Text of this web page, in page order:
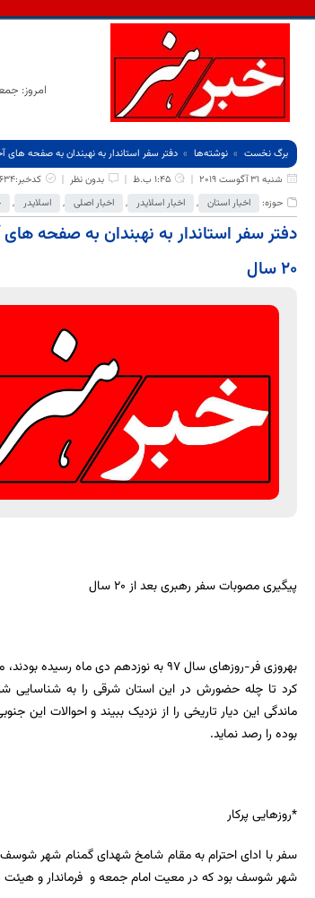
امروز: جمعه 7
برگ نخست نوشته‌ها
دفتر سفر استاندار به نهبندان به صفحه های
شنبه 31 آگوست 2019
1:45 ب.ظ بدون نظر
کدخبر:29634
حوزه:
اخبار استان , اخبار اسلایدر , اخبار اصلی , اسلایدر ,
دفتر سفر استاندار به نهبندان به صفحه
20 سال
پیگیری مصوبات سفر رهبری بعد از 20 سال
بهروزی فر-روزهای سال 97 به نوزدهم دی
کرد تا چله حضورش در این استان شرقی را به شناسایی
ماندگی این دیار تاریخی را از نزدیک ببیند و احوالات
بوده را رصد نماید.
*روزهایی پرکار
سفر با ادای احترام به مقام شامخ شهدای گمنام شهر شوسف
شهر شوسف بود که در معیت امام جمعه و فرماندار و هیئت